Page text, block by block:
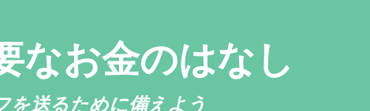
なお金のはなし
を送るために備えよう